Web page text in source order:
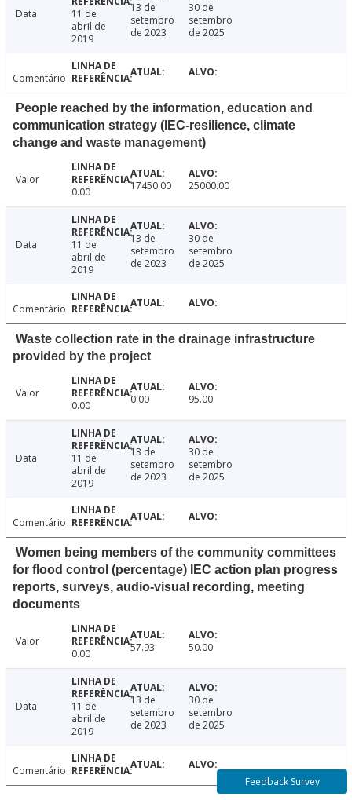
Data
11 de
abril de
2019
13 de
setembro
de 2023
30 de
setembro
de 2025
Comentário
People reached by the information, education and
communication strategy (IEC-resilience, climate
change and waste management)
Valor
0.00
17450.00 25000.00
Data
11 de
abril de
2019
13 de
setembro
de 2023
30 de
setembro
de 2025
Comentário
Waste collection rate in the drainage infrastructure
provided by the project
Valor
0.00
0.00 95.00
Data
11 de
abril de
2019
13 de
setembro
de 2023
30 de
setembro
de 2025
Comentário
Women being members of the community committees
for flood control (percentage) IEC action plan progress
reports, surveys, audio-visual recording, meeting
documents
Valor
0.00
57.93 50.00
Data
11 de
abril de
2019
13 de
setembro
de 2023
30 de
setembro
de 2025
Comentário
Feedback Survey